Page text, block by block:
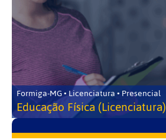
Formiga-MG • Licenciatura • Presencial
Educação Física (Licenciatura)